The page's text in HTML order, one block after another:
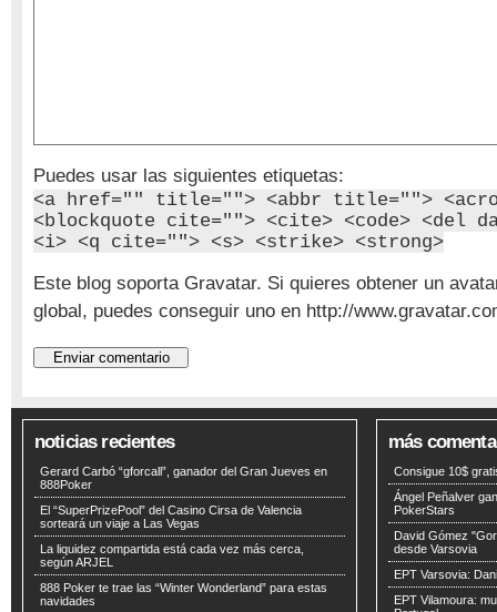
Puedes usar las siguientes etiquetas:
<a href="" title=""> <abbr title="">
<blockquote cite=""> <cite> <code> <del
<i> <q cite=""> <s> <strike> <strong>
Este blog soporta Gravatar. Si quieres obtener un
global, puedes conseguir uno en http://
noticias recientes
Gerard Carbó “gforcall”, ganador del Gran Jueves en
888Poker
El “SuperPrizePool” del Casino Cirsa de Valencia
sorteará un viaje a Las Vegas
La liquidez compartida está cada vez más cerca,
según ARJEL
888 Poker te trae las “Winter Wonderland” para estas
navidades
más
Consigue 10$
Ángel Peñalver
PokerStars
David Gómez
desde Varsovia
EPT Varsovia:
EPT Vilamoura: